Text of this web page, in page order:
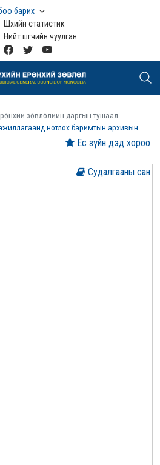
барих
Шүүхийн статистик
Нийт шүүгчийн чуулган
зөвлөлийн даргын тушаал
нотлох баримтын архивын
Судалгааны сан
Ёс зүйн дэд хороо